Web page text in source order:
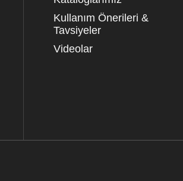
Kullanım Önerileri &
Tavsiyeler
Videolar